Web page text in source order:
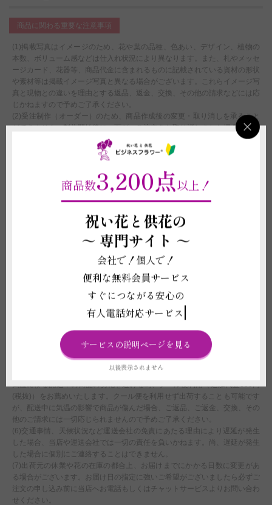
商品に関わる重要な注意事項
(1)掲載写真はイメージのため、花や葉の品種、色あい、デザイン、植物の
本数、ボリューム感などは仕入れ状況により異なります。また、札やメッセ
ージカード、花器等、商品代金に含まれるものに記載されている資材の形状
や素材等は掲載イメージ写真と異なる場合がございます。これらイメージ写
真と現物との違いを理由とする返品、返金、交換、その他の請求などには応
じかねますので予めご了承ください。
(2)受注制作（オーダー）のため、商品作成後の変更・取り消しを承ること
ができません。制作開始後に、万が一ご注文をお取り消しされた場合も代金
はご注文者様に全額負担いただきます。
(1)北海道・沖縄へのお届けは別途1,000円（税別）の追加送料オプションの
付帯購入が必要になります。お買い物カート内ご注文情報入力ページの＜商
購入をお忘れになれれた場合は、当店にて請求金額の追加変更をさせていた
(2)平日12:00以降、土曜日12:00以降、及び営業時間外または休業日にいた
だいたご注文につきましては、翌営業日をもってご注文を承諾したものとさ
(3)ライブや式典、結婚式などイベント会場へお届けする場合、お届け先側
で搬入日時を指定されている場合は、配達時間のご選択にかかわらず、先方
の指示に従い配送いたします。なお、先方の指定時間での対応が難しい場合
は、商品変更等や配送日時変更をご相談することや、ご注文をお断りさせて
(4)注文フォームでお届け時間帯のご指定いただいたとしても、運送会社の
規定に伴い、確約はできません。あくまでご希望として承りますので、予め
ご了承ください。
(5)お届け先地域の最低気温が0度以下または最高気温が30度以上の時期は、
(税抜)）をお薦めいたします。クール便を利用せず出荷することも可能です
が、配送中に気温の影響で商品が傷んだ場合、ご返品、ご返金、交換、その
他のご請求には一切応じられませんので予めご了承ください。
(6)交通事情、天候状況など運送会社の免責にあたる理由により遅延が発生
した場合、当店や運送会社では一切の責任を負いかねます。尚、遅延が発生
した場合に個別にご連絡することはできません。
(7)出荷元の休業や花の在庫の都合上、お届けまでにかかる日数に変更があ
る場合がございます。お届け日の指定に強いご希望がございましたら必ずご
注文の申し込み前に当店へお電話もしくはチャットサービスよりお問い合わ
せください。
商品数3,200点以上！
祝い花と供花の
～ 専門サイト ～
会社で！個人で！
便利な無料会員サービス
すぐにつながる安心の
有人電話対応サービス
サービスの説明ページを見る
以後表示されません